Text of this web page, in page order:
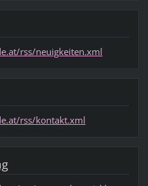
rss/neuigkeiten.xml
rss/kontakt.xml